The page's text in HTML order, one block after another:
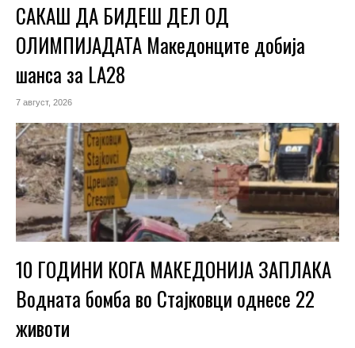
САКАШ ДА БИДЕШ ДЕЛ ОД
ОЛИМПИЈАДАТА Македонците добија
шанса за LA28
7 август, 2026
10 ГОДИНИ КОГА МАКЕДОНИЈА ЗАПЛАКА
Водната бомба во Стајковци однесе 22
животи